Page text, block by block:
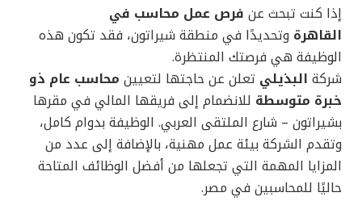
إذا كنت تبحث عن فرص عمل محاسب في
القاهرة وتحديدًا في منطقة شيراتون، فقد تكون هذه
الوظيفة هي فرصتك المنتظرة.
شركة البذيلي تعلن عن حاجتها لتعيين محاسب عام ذو
خبرة متوسطة للانضمام إلى فريقها المالي في مقرها
بشيراتون – شارع الملتقى العربي. الوظيفة بدوام كامل،
وتقدم الشركة بيئة عمل مهنية، بالإضافة إلى عدد من
المزايا المهمة التي تجعلها من أفضل الوظائف المتاحة
حاليًا للمحاسبين في مصر.